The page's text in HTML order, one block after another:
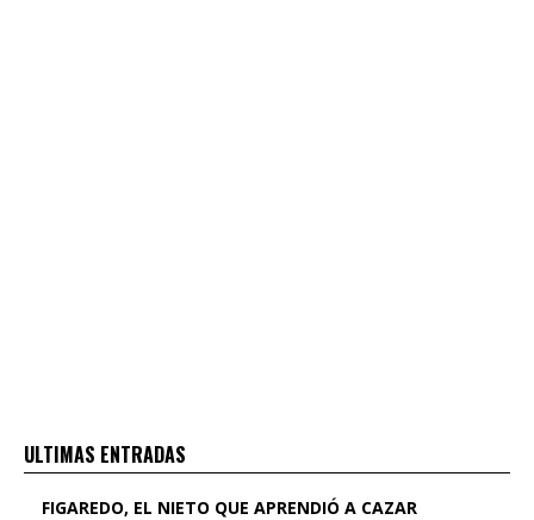
ULTIMAS ENTRADAS
FIGAREDO, EL NIETO QUE APRENDIÓ A CAZAR